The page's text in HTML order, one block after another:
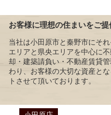
お客様に理想の住まいをご提
当社は小田原市と秦野市にそ
エリアと県央エリアを中心に
却・建築請負い・不動産賃貸
わり、お客様の大切な資産と
トさせて頂いております。